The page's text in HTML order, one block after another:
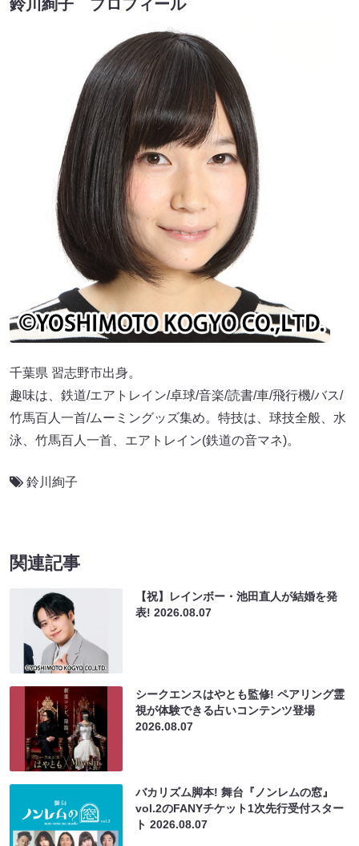
鈴川絢子 プロフィール
千葉県 習志野市出身。
趣味は、鉄道/エアトレイン/卓球/音楽/読書/車/飛行機/バス/
竹馬百人一首/ムーミングッズ集め。特技は、球技全般、水
泳、竹馬百人一首、エアトレイン(鉄道の音マネ)。
鈴川絢子
関連記事
【祝】レインボー・池田直人が結婚を発
表!2026.08.07
シークエンスはやとも監修! ペアリング霊
視が体験できる占いコンテンツ登場
2026.08.07
バカリズム脚本! 舞台『ノンレムの窓』
vol.2のFANYチケット1次先行受付スター
ト2026.08.07